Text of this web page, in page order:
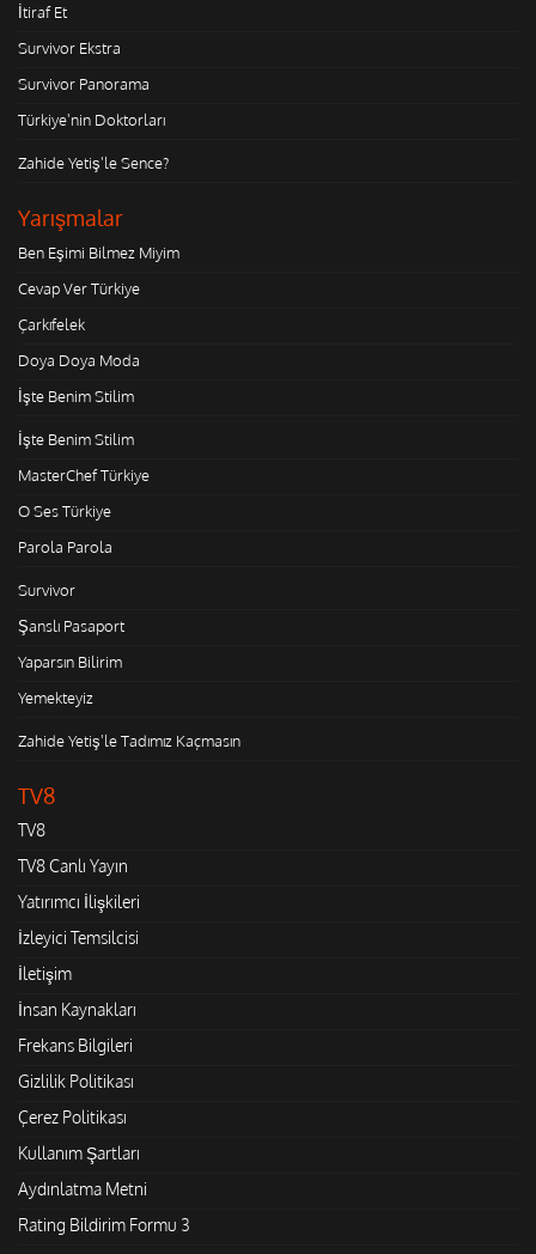
İtiraf Et
Survivor Ekstra
Survivor Panorama
Türkiye'nin Doktorları
Zahide Yetiş'le Sence?
Yarışmalar
Ben Eşimi Bilmez Miyim
Cevap Ver Türkiye
Çarkıfelek
Doya Doya Moda
İşte Benim Stilim
İşte Benim Stilim
MasterChef Türkiye
O Ses Türkiye
Parola Parola
Survivor
Şanslı Pasaport
Yaparsın Bilirim
Yemekteyiz
Zahide Yetiş'le Tadımız Kaçmasın
TV8
TV8
TV8 Canlı Yayın
Yatırımcı İlişkileri
İzleyici Temsilcisi
İletişim
İnsan Kaynakları
Frekans Bilgileri
Gizlilik Politikası
Çerez Politikası
Kullanım Şartları
Aydınlatma Metni
Rating Bildirim Formu 3